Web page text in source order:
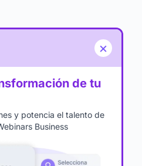
×
de tu
y potencia el talento de
Business